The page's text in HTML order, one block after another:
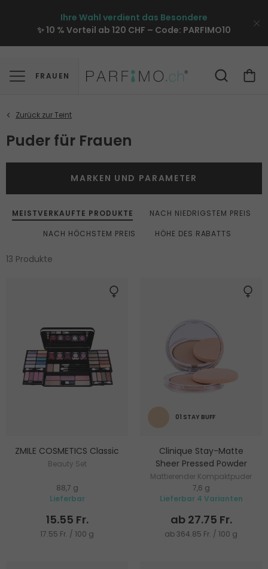
Ihre Wahl verdient das Besondere
✨ 10 % Vorteil ab 120 CHF – Code: PARFIMO10
FRAUEN
Puder für Frauen
MEISTVERKAUFTE PRODUKTE
NACH NIEDRIGSTEM PREIS
NACH HÖCHSTEM PREIS
HÖHE DES RABATTS
13 Produkte
MARKEN UND PARAMETER
ZMILE COSMETICS Classic
Beauty Set
88,7 g
Lieferbar
15.55 Fr.
17.55 Fr. / 100 g
01 STAY BUFF
Clinique Stay-Matte
Sheer Pressed Powder
Mattierender Kompaktpuder
7,6 g
Lieferbar 4 Varianten
ab 27.75 Fr.
ab 364.85 Fr. / 100 g